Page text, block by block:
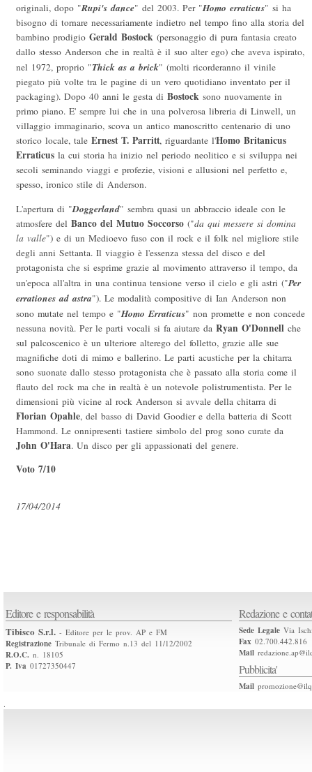
originali, dopo "Rupi's dance" del 2003. Per "Homo erraticus" si ha
bisogno di tornare necessariamente indietro nel tempo fino alla storia del
bambino prodigio Gerald Bostock (personaggio di pura fantasia creato
dallo stesso Anderson che in realtà è il suo alter ego) che aveva ispirato,
nel 1972, proprio "Thick as a brick" (molti ricorderanno il vinile
piegato più volte tra le pagine di un vero quotidiano inventato per il
packaging). Dopo 40 anni le gesta di Bostock sono nuovamente in
primo piano. E' sempre lui che in una polverosa libreria di Linwell, un
villaggio immaginario, scova un antico manoscritto centenario di uno
storico locale, tale Ernest T. Parritt, riguardante l'Homo Britanicus
Erraticus la cui storia ha inizio nel periodo neolitico e si sviluppa nei
secoli seminando viaggi e profezie, visioni e allusioni nel perfetto e,
spesso, ironico stile di Anderson.
L'apertura di "Doggerland" sembra quasi un abbraccio ideale con le
atmosfere del Banco del Mutuo Soccorso ("da qui messere si domina
la valle") e di un Medioevo fuso con il rock e il folk nel migliore stile
degli anni Settanta. Il viaggio è l'essenza stessa del disco e del
protagonista che si esprime grazie al movimento attraverso il tempo, da
un'epoca all'altra in una continua tensione verso il cielo e gli astri ("Per
errationes ad astra"). Le modalità compositive di Ian Anderson non
sono mutate nel tempo e "Homo Erraticus" non promette e non concede
nessuna novità. Per le parti vocali si fa aiutare da Ryan O'Donnell che
sul palcoscenico è un ulteriore alterego del folletto, grazie alle sue
magnifiche doti di mimo e ballerino. Le parti acustiche per la chitarra
sono suonate dallo stesso protagonista che è passato alla storia come il
flauto del rock ma che in realtà è un notevole polistrumentista. Per le
dimensioni più vicine al rock Anderson si avvale della chitarra di
Florian Opahle, del basso di David Goodier e della batteria di Scott
Hammond. Le onnipresenti tastiere simbolo del prog sono curate da
John O'Hara. Un disco per gli appassionati del genere.
Voto 7/10
17/04/2014
Editore e responsabilità
Tibisco S.r.l. - Editore per le prov. AP e FM
Registrazione Tribunale di Fermo n.13 del 11/12/2002
R.O.C. n. 18105
P. Iva 01727350447
Redazione e
Sede Legale Via
Fax 02.700.442.816
Mail
Pubblicita'
Mail
.